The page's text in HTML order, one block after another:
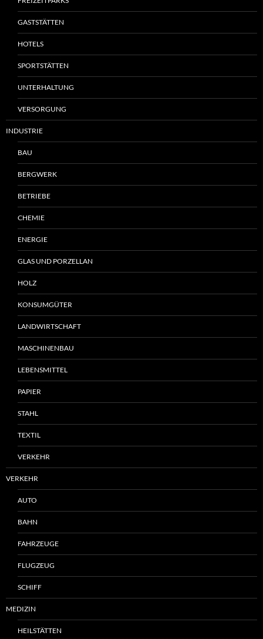
GASTSTÄTTEN
HOTELS
SPORTSTÄTTEN
UNTERHALTUNG
VERSORGUNG
INDUSTRIE
BAU
BERGWERK
BETRIEBE
CHEMIE
ENERGIE
GLAS UND PORZELLAN
HOLZ
KONSUMGÜTER
LANDWIRTSCHAFT
MASCHINENBAU
LEBENSMITTEL
PAPIER
STAHL
TEXTIL
VERKEHR
VERKEHR
AUTO
BAHN
FAHRZEUGE
FLUGZEUG
SCHIFF
MEDIZIN
HEILSTÄTTEN